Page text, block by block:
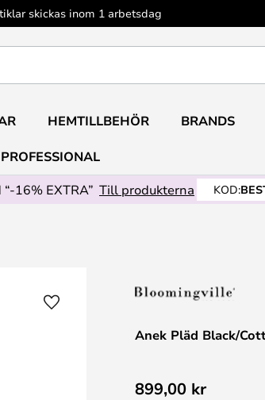
skickas inom 1 arbetsdag
HEMTILLBEHÖR BRANDS
PROFESSIONAL
16% EXTRA” Till produkterna KOD:
Anek Pläd Black/
899,00 kr